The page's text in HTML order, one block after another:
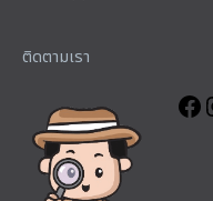
ติดตามเรา